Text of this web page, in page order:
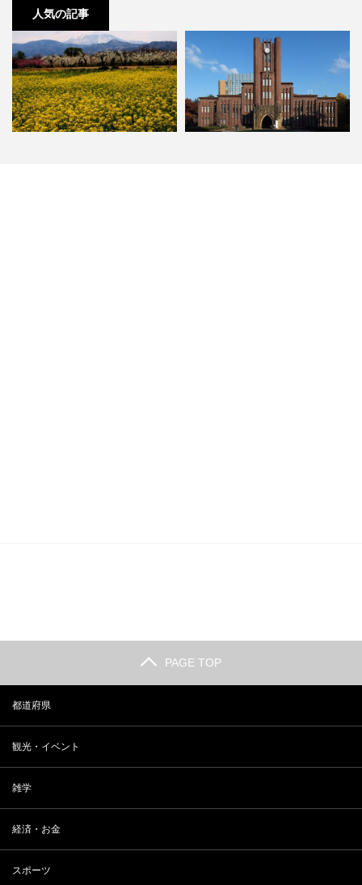
人気の記事
PAGE TOP
都道府県
観光・イベント
雑学
経済・お金
スポーツ